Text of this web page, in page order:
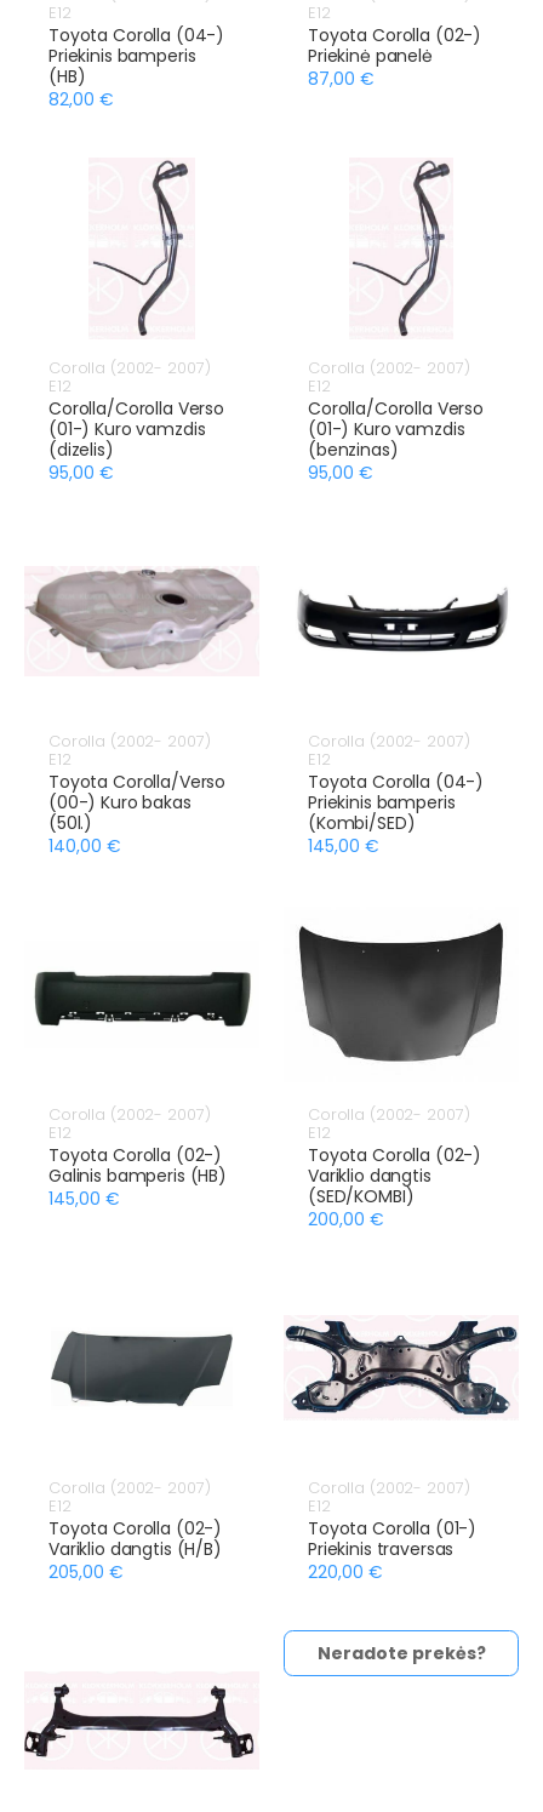
E12
Toyota Corolla (04-)
Priekinis bamperis
(HB)
82,00 €
E12
Toyota Corolla (02-)
Priekinė panelė
87,00 €
Corolla (2002- 2007)
E12
Corolla/Corolla Verso
(01-) Kuro vamzdis
(dizelis)
95,00 €
Corolla (2002- 2007)
E12
Corolla/Corolla Verso
(01-) Kuro vamzdis
(benzinas)
95,00 €
Corolla (2002- 2007)
E12
Toyota Corolla/Verso
(00-) Kuro bakas
(50l.)
140,00 €
Corolla (2002- 2007)
E12
Toyota Corolla (04-)
Priekinis bamperis
(Kombi/SED)
145,00 €
Corolla (2002- 2007)
E12
Toyota Corolla (02-)
Galinis bamperis (HB)
145,00 €
Corolla (2002- 2007)
E12
Toyota Corolla (02-)
Variklio dangtis
(SED/KOMBI)
200,00 €
Corolla (2002- 2007)
E12
Toyota Corolla (02-)
Variklio dangtis (H/B)
205,00 €
Corolla (2002- 2007)
E12
Toyota Corolla (01-)
Priekinis traversas
220,00 €
Neradote prekės?